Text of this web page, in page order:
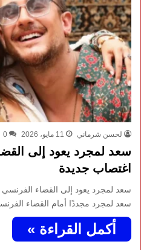
لحسن شرماني 11 مايو، 2026 0
سعد لمجرد يعود إلى
اغتصاب جديدة
سعد لمجرد يعود إلى القضاء
سعد لمجرد مجددًا أمام القضاء
أكمل القراءة »